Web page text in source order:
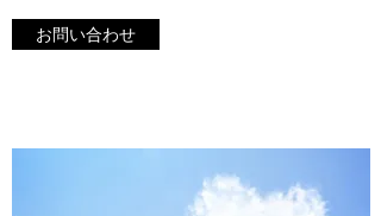
お問い合わせ